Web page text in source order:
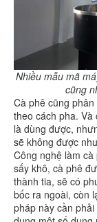
Nhiều mẫu mã
cũng
Cà phê cũng
theo cách pha.
là dùng được,
sẽ không được
Công nghệ làm
sấy khô, cà phê
thành tia, sẽ có
bốc ra ngoài, còn
pháp này cần